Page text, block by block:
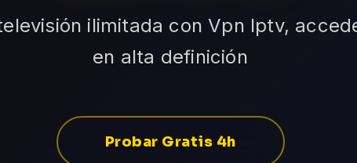
ilimitada con Vpn Iptv,
en alta definición
Probar Gratis 4h